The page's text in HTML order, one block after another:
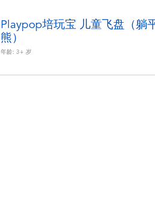
Playpop培玩宝 儿童飞盘（躺
熊）
年龄: 3+ 岁